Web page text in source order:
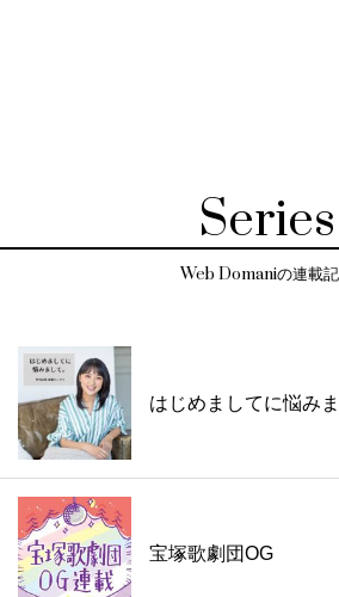
Series
Web Domaniの連載
はじめましてに悩みま
宝塚歌劇団OG